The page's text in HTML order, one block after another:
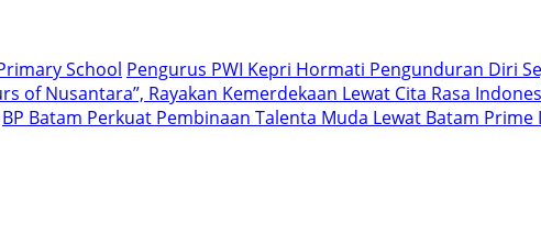
School Pengurus PWI Kepri Hormati Pengunduran Diri
of Nusantara”, Rayakan Kemerdekaan Lewat Cita Rasa
BP Batam Perkuat Pembinaan Talenta Muda Lewat Batam